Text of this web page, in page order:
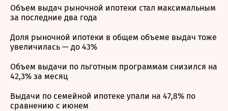
Объем выдач рыночной ипотеки стал максимальным
за последние два года
Доля рыночной ипотеки в общем объеме выдач тоже
увеличилась — до 43%
Объем выдачи по льготным программам снизился на
42,3% за месяц
Выдачи по семейной ипотеке упали на 47,8% по
сравнению с июнем